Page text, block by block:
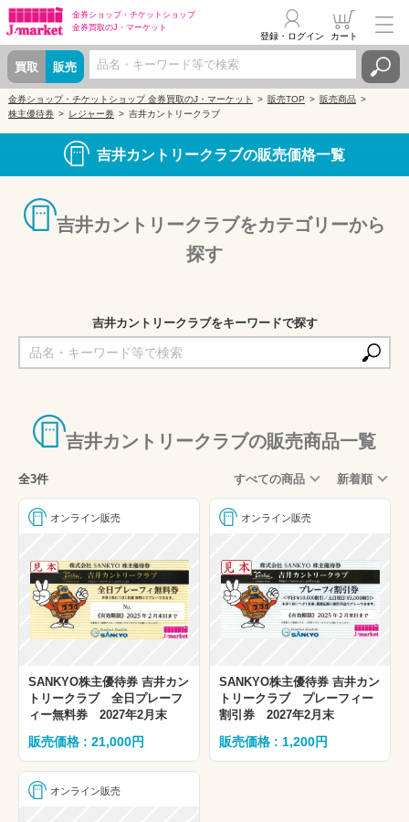
金券ショップ・ チケットショップ
金券買取のJ・マーケット
買取 販売
登録・ログイン カート
金券ショップ・チケットショップ 金券買取のJ・マーケット 販売TOP
販売商品
株主優待券
レジャー券 吉井カントリークラブ
吉井カントリークラブの販売価格一覧
吉井カントリークラブをカテゴリーから
探す
吉井カントリークラブをキーワードで探す
吉井カントリークラブの販売商品一覧
全3件 すべての商品 新着順
オンライン販売
SANKYO株主優待券 吉井カン
トリークラブ 全日プレーフ
ィー無料券 2027年2月末
販売価格 : 21,000円
オンライン販売
SANKYO株主優待券 吉井カン
トリークラブ プレーフィー
割引券 2027年2月末
販売価格 : 1,200円
オンライン販売